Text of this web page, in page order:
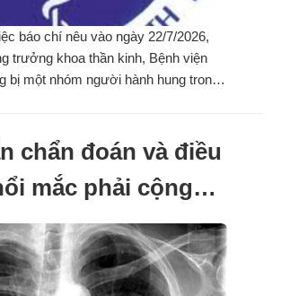
báo chí nêu vào ngày 22/7/2026,
trưởng khoa thần kinh, Bệnh viện
bị một nhóm người hành hung trong
...
chẩn đoán và điều
mắc phải cộng
lớn